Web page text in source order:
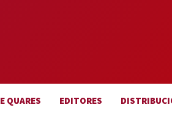
QUARES EDITORES